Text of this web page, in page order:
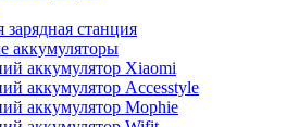
зарядная станция
аккумуляторы
аккумулятор Xiaomi
аккумулятор Accesstyle
аккумулятор Mophie